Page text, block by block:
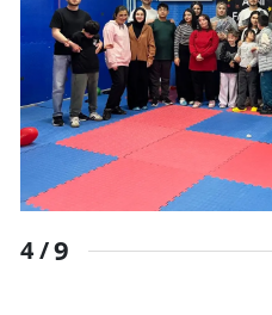
4 /9